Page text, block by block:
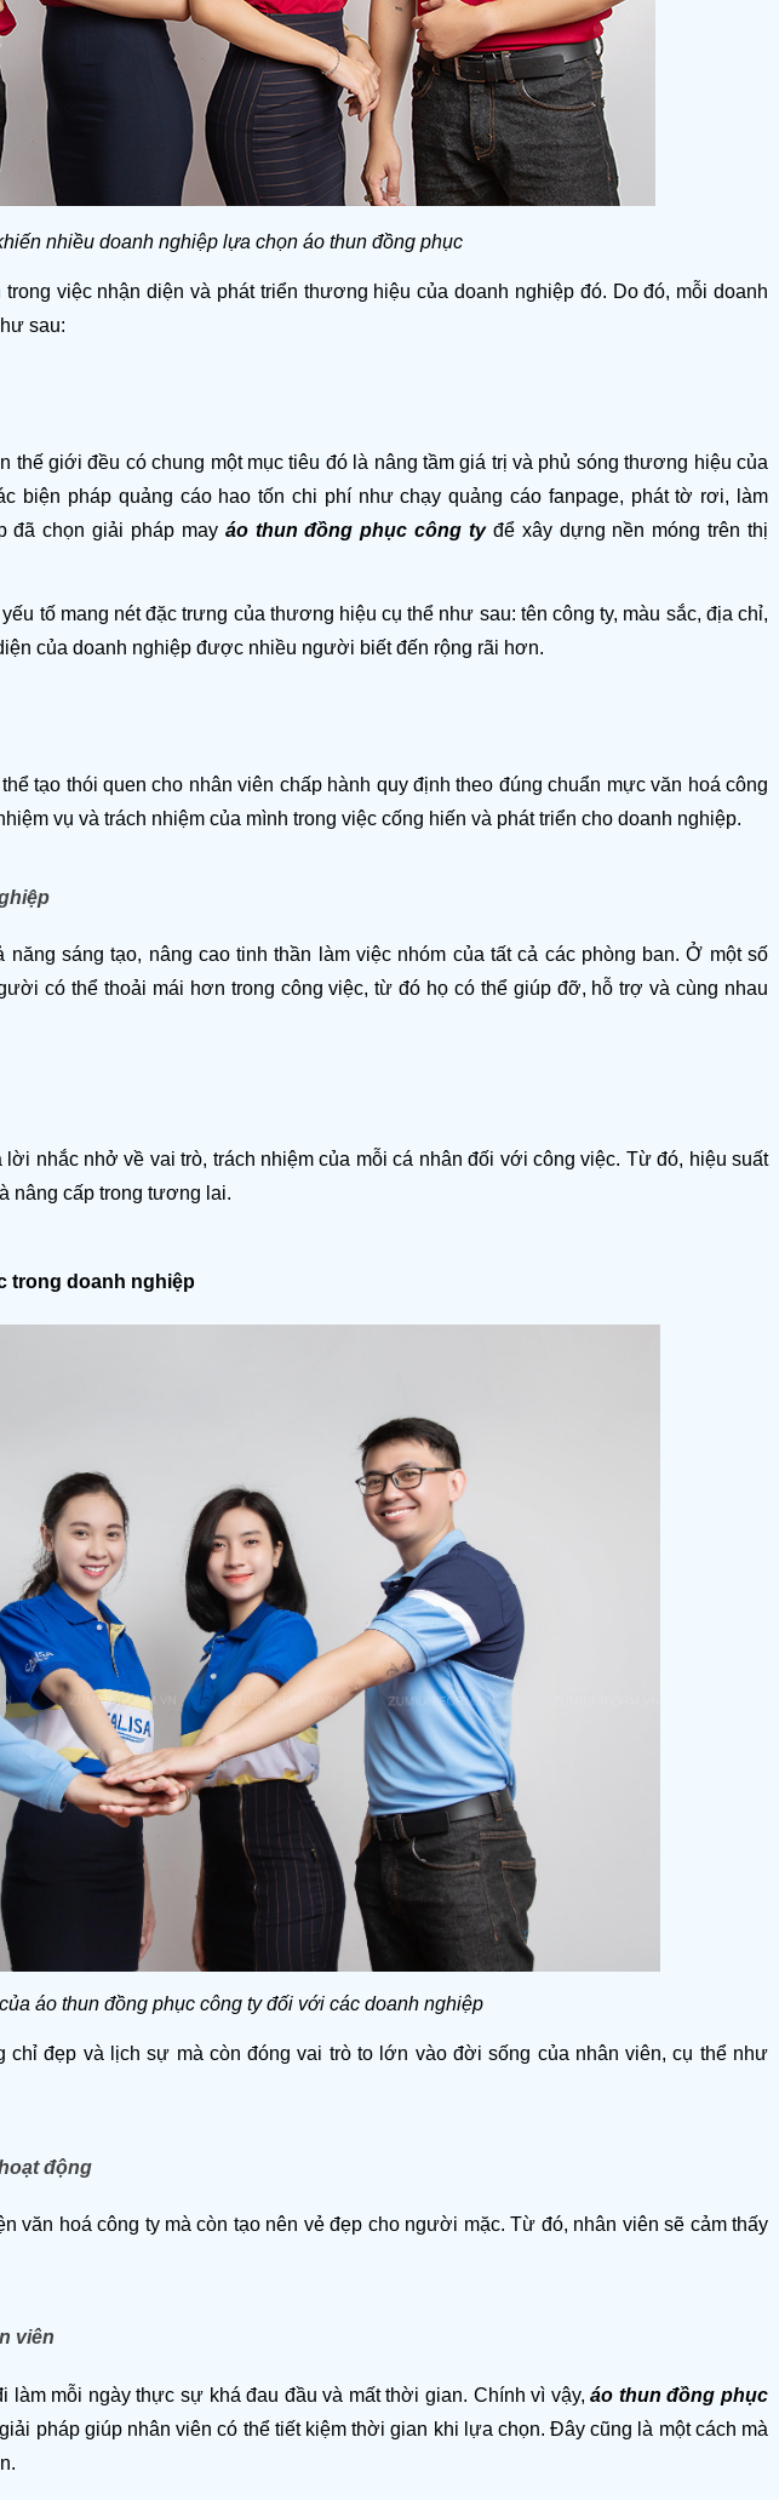
nhiều doanh nghiệp lựa chọn áo thun đồng phục
việc nhận diện và phát triển thương hiệu của doanh nghiệp đó. Do đó, mỗi doanh
sau:
thế giới đều có chung một mục tiêu đó là nâng tầm giá trị và phủ sóng thương hiệu của
biện pháp quảng cáo hao tốn chi phí như chạy quảng cáo fanpage, phát tờ rơi, làm
đã chọn giải pháp may áo thun đồng phục công ty để xây dựng nền móng trên thị
tố mang nét đặc trưng của thương hiệu cụ thể như sau: tên công ty, màu sắc, địa chỉ,
của doanh nghiệp được nhiều người biết đến rộng rãi hơn.
tạo thói quen cho nhân viên chấp hành quy định theo đúng chuẩn mực văn hoá công
vụ và trách nhiệm của mình trong việc cống hiến và phát triển cho doanh nghiệp.
sáng tạo, nâng cao tinh thần làm việc nhóm của tất cả các phòng ban. Ở một số
có thể thoải mái hơn trong công việc, từ đó họ có thể giúp đỡ, hỗ trợ và cùng nhau
nhắc nhở về vai trò, trách nhiệm của mỗi cá nhân đối với công việc. Từ đó, hiệu suất
nâng cấp trong tương lai.
trong doanh nghiệp
áo thun đồng phục công ty đối với các doanh nghiệp
chỉ đẹp và lịch sự mà còn đóng vai trò to lớn vào đời sống của nhân viên, cụ thể như
động
văn hoá công ty mà còn tạo nên vẻ đẹp cho người mặc. Từ đó, nhân viên sẽ cảm thấy
viên
mỗi ngày thực sự khá đau đầu và mất thời gian. Chính vì vậy, áo thun đồng phục
pháp giúp nhân viên có thể tiết kiệm thời gian khi lựa chọn. Đây cũng là một cách mà